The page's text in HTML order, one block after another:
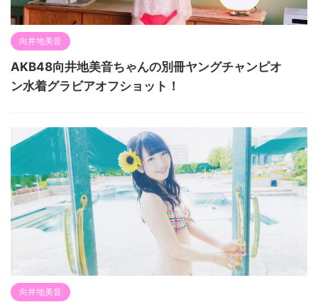
向井地美音
AKB48向井地美音ちゃんの別冊ヤングチャンピオ
ン水着グラビアオフショット！
向井地美音